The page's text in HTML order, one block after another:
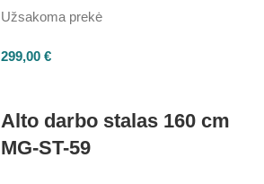
Užsakoma prekė
299,00 €
Alto darbo stalas 160 cm
MG-ST-59